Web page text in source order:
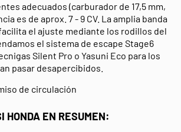
adecuados (carburador de 17,5 mm,
es de aprox. 7 - 9 CV. La amplia banda
el ajuste mediante los rodillos del
el sistema de escape Stage6
Silent Pro o Yasuni Eco para los
pasar desapercibidos.
de circulación
HONDA EN RESUMEN: